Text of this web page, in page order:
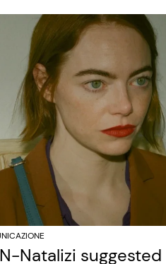
Natalizi